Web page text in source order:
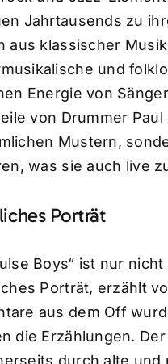
Jahrtausends zu
aus klassischer
und
Energie von
von Drummer
Mustern,
was sie auch live
Porträt
Boys“ ist nur
Porträt, erzählt
aus dem Off
die Erzählungen.